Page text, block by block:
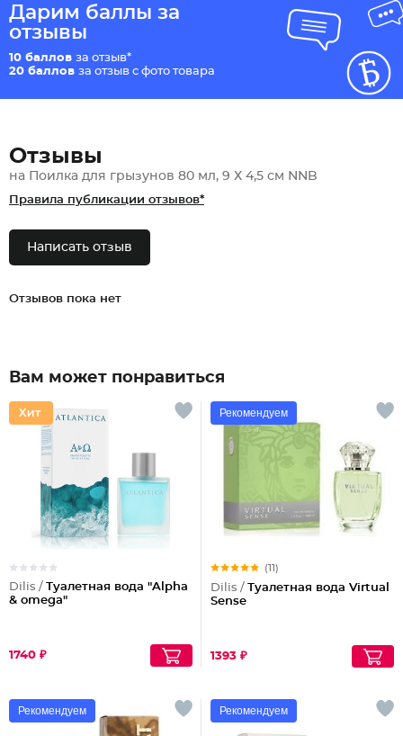
Дарим баллы за
отзывы
10 баллов за отзыв*
20 баллов за отзыв с фото товара
Отзывы
на Поилка для грызунов 80 мл, 9 Х 4,5 см NNB
Правила публикации отзывов*
Написать отзыв
Отзывов пока нет
Вам может понравиться
Dilis / Туалетная вода "Alpha
& omega"
1740 ₽
Рекомендуем
(11)
Dilis / Туалетная вода Virtual
Sense
1393 ₽
Рекомендуем Рекомендуем